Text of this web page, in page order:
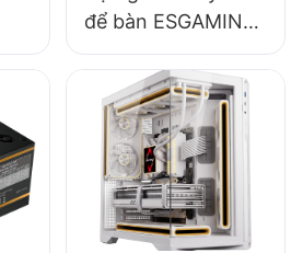
để bàn ESGAMING
650W chất lượng
cao, hiệu suất 85%,
dạng module đầy
đủ, chuẩn 80+
Bronze ESB650W